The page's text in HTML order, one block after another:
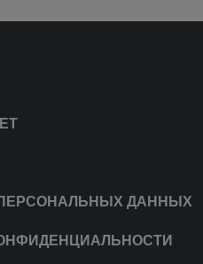
ДАННЫХ